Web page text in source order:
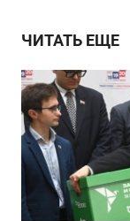
ЧИТАТЬ ЕЩЕ